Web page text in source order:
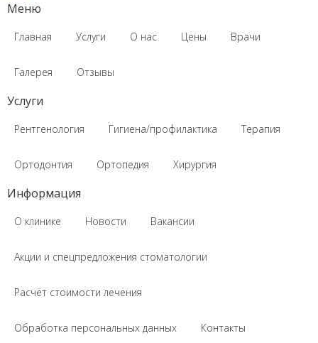
Меню
Главная Услуги О нас Цены Врачи
Галерея Отзывы
Услуги
Рентгенология Гигиена/профилактика Терапия
Ортодонтия Ортопедия Хирургия
Информация
О клинике Новости Вакансии
Акции и спецпредложения стоматологии
Расчёт стоимости лечения
Обработка персональных данных Контакты